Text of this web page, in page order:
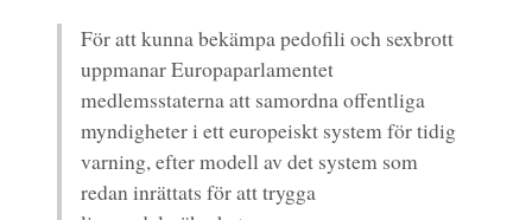
För att kunna bekämpa pedofili och sexbrott
uppmanar Europaparlamentet
medlemsstaterna att samordna offentliga
myndigheter i ett europeiskt system för tidig
varning, efter modell av det system som
redan inrättats för att trygga